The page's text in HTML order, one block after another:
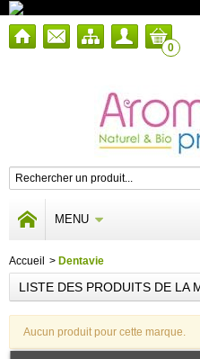
0
MENU
Accueil > Dentavie
LISTE DES PRODUITS DE LA
Aucun produit pour cette marque.